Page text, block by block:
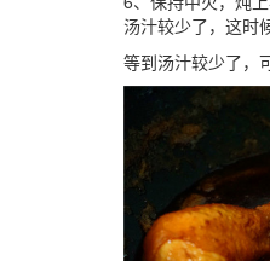
汤汁较少了，这时
等到汤汁较少了，